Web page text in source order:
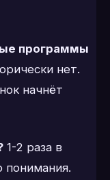
программы
нет.
начнёт
1-2 раза в
понимания.